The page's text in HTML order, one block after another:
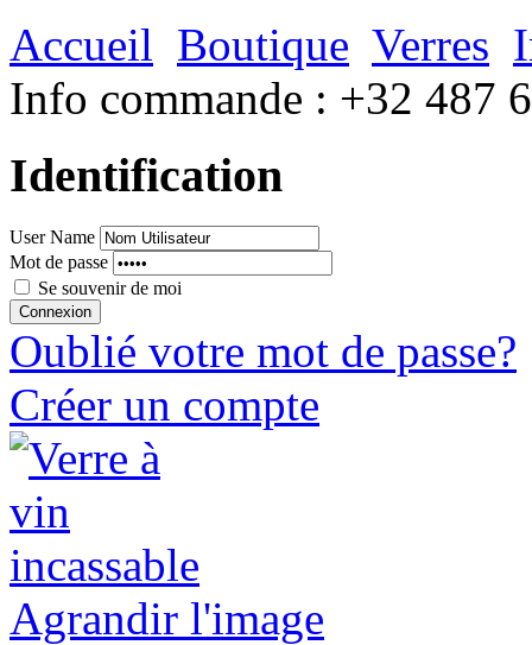
Accueil Boutique Verres
Info commande : +32 487
Identification
User Name
Mot de passe
Se souvenir de moi
Oublié votre mot de passe?
Créer un compte
Agrandir l'image